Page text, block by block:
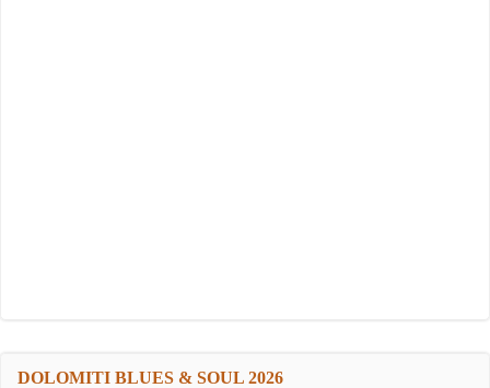
DOLOMITI BLUES & SOUL 2026